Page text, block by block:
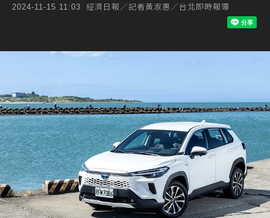
2024-11-15 11:03 經濟日報／記者黃淑惠／台北即時報導